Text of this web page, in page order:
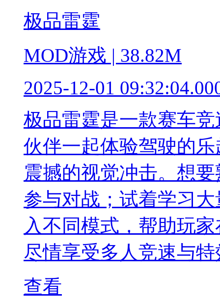
极品雷霆
MOD游戏 | 38.82M
2025-12-01
极品雷霆是一款赛车
伙伴一起体验驾驶的
震撼的视觉冲击。想
参与对战；试着学习
入不同模式，帮助玩
尽情享受多人竞速与
查看